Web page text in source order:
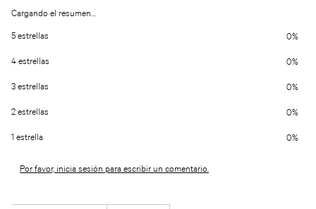
Cargando el resumen…
5 estrellas 0%
4 estrellas 0%
3 estrellas 0%
2 estrellas 0%
1 estrella 0%
Por favor, inicia sesión para escribir un comentario.